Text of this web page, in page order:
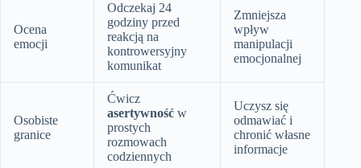
Ocena
emocji
Odczekaj 24
godziny przed
reakcją na
kontrowersyjny
komunikat
Zmniejsza
wpływ
manipulacji
emocjonalnej
Osobiste
granice
Ćwicz
asertywność w
prostych
rozmowach
codziennych
Uczysz się
odmawiać i
chronić własne
informacje